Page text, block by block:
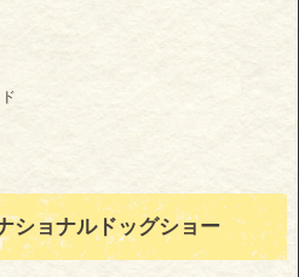
ショナルドッグショー